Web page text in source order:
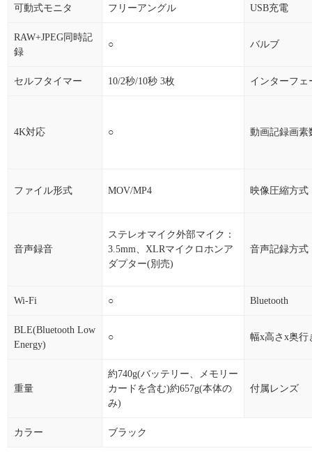
可動式モニタ フリーアングル USB充電
RAW+JPEG同時記
録
○ バルブ
セルフタイマー 10/2秒/10秒 3枚 インターフェ
4K対応 ○ 動画記録画素
ファイル形式 MOV/MP4 映像圧縮方式
音声録音
ステレオマイク外部マイク：
3.5mm、XLRマイクロホンア
ダプター(別売)
音声記録方式
Wi-Fi ○ Bluetooth
BLE(Bluetooth Low
Energy)
○ 幅x高さx奥行
重量
約740g(バッテリー、メモリー
カードを含む)約657g(本体の
み)
付属レンズ
カラー ブラック